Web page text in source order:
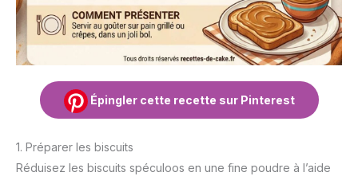
Épingler cette recette sur Pinterest
1. Préparer les biscuits
Réduisez les biscuits spéculoos en une fine poudre à l’aide